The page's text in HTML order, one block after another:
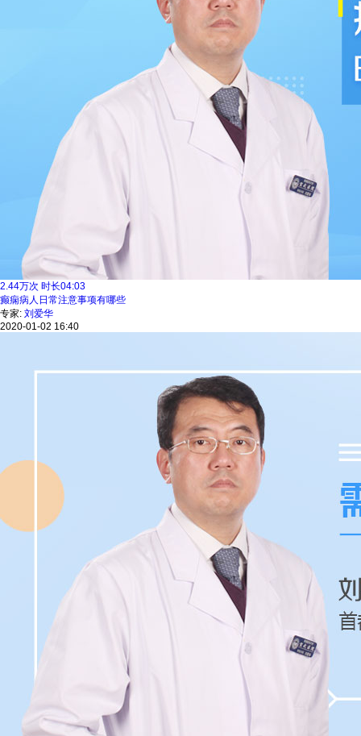
2.44万次 时长04:03
癫痫病人日常注意事项有哪些
专家: 刘爱华
2020-01-02 16:40